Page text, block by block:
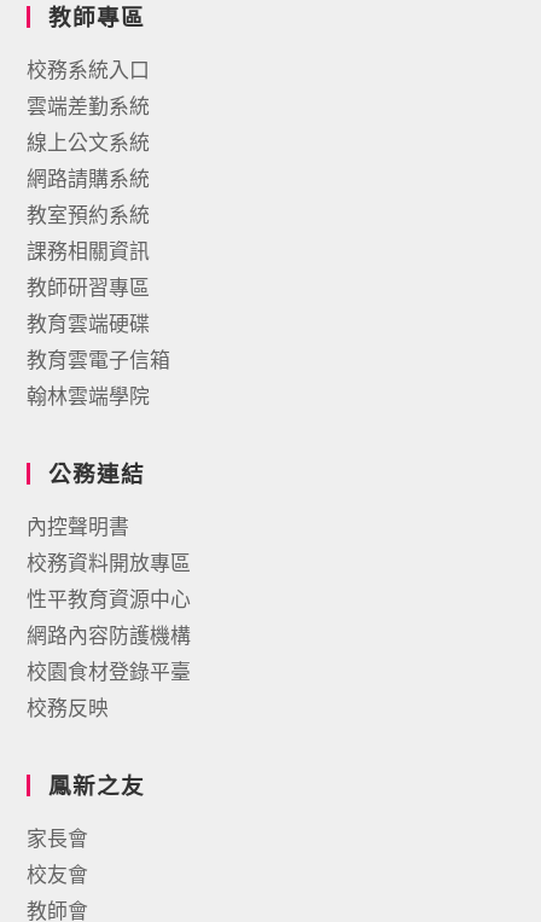
教師專區
校務系統入口
雲端差勤系統
線上公文系統
網路請購系統
教室預約系統
課務相關資訊
教師研習專區
教育雲端硬碟
教育雲電子信箱
翰林雲端學院
公務連結
內控聲明書
校務資料開放專區
性平教育資源中心
網路內容防護機構
校園食材登錄平臺
校務反映
鳳新之友
家長會
校友會
教師會